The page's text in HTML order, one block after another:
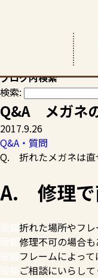
お客様の素敵な笑顔
ブログ内検索
検索:
Q&A メガネ
2017.9.26
Q&A・質問
Q. 折れたメガネは直
A. 修理で
折れた場所やフ
修理不可の場合も
フレームによっ
ご相談にいらして